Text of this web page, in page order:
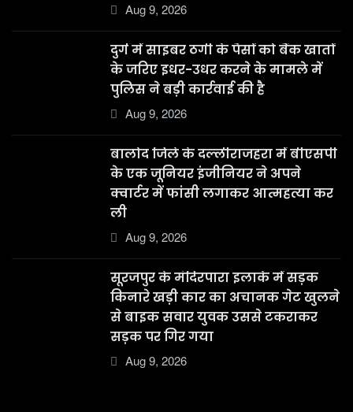
Aug 9, 2026
दुर्ग में साइबर ठगी के पैसों को बैंक खातों
के जरिए इधर-उधर करने के मामले में
पुलिस ने बड़ी कार्रवाई की है
Aug 9, 2026
बालोद जिले के दल्लीराजहरा में बीएसपी
के एक जूनियर इंजीनियर ने अपने
क्वार्टर में फांसी लगाकर आत्महत्या कर
ली
Aug 9, 2026
सूरजपुर के मंदिरपारा इलाके में सड़क
किनारे खड़ी कार का अचानक गेट खुलने
से बाइक सवार युवक उससे टकराकर
सड़क पर गिर गया
Aug 9, 2026